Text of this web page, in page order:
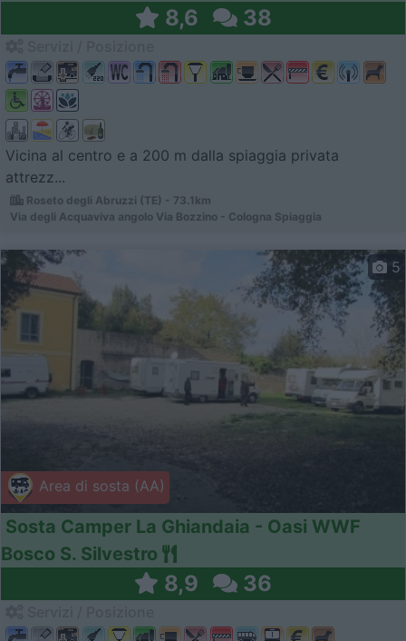
8,6 38
Vicina al centro e a 200 m dalla spiaggia privata
attrezz...
Roseto degli Abruzzi (TE) - 73.1km
Via degli Acquaviva angolo Via Bozzino - Cologna Spiaggia
Area di sosta (AA)
5
Sosta Camper La Ghiandaia - Oasi WWF
Bosco S. Silvestro
8,9 36